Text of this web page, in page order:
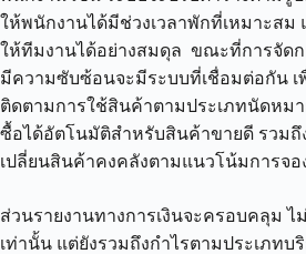
ให้พนักงานได้มีช่วงเวลาพักที่เหมาะสม
ให้ทีมงานได้อย่างสมดุล ขณะที่การจัด
มีความซับซ้อนจะมีระบบที่เชื่อมต่อกัน เ
ติดตามการใช้สินค้าตามประเภทนัดหม
ซื้อได้อัตโนมัติสำหรับสินค้าขายดี รวมถึ
เปลี่ยนสินค้าคงคลังตามแนวโน้มการจอ
ส่วนรายงานทางการเงินจะครอบคลุม ไ
เท่านั้น แต่ยังรวมถึงกำไรตามประเภทบ